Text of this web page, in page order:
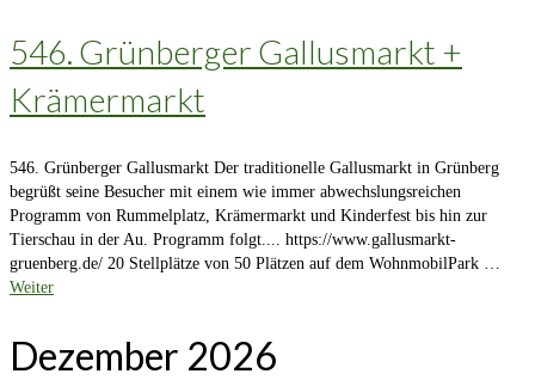
546. Grünberger Gallusmarkt +
Krämermarkt
546. Grünberger Gallusmarkt Der traditionelle Gallusmarkt in Grünberg
begrüßt seine Besucher mit einem wie immer abwechslungsreichen
Programm von Rummelplatz, Krämermarkt und Kinderfest bis hin zur
Tierschau in der Au. Programm folgt.... https://www.gallusmarkt-
gruenberg.de/ 20 Stellplätze von 50 Plätzen auf dem WohnmobilPark …
Weiter
Dezember 2026